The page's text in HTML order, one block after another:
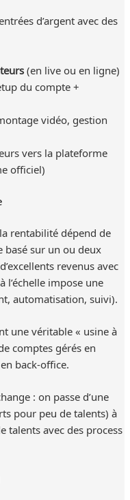
d’argent avec des
(en live ou en ligne)
du compte +
vidéo, gestion
vers la plateforme
officiel)
rentabilité dépend de
sur un ou deux
revenus avec
l’échelle impose une
automatisation, suivi).
une véritable « usine à
comptes gérés en
back-office.
: on passe d’une
pour peu de talents) à
talents avec des process